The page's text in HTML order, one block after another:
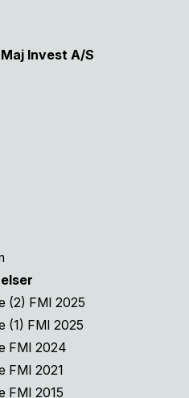
Invest A/S
(2) FMI 2025
(1) FMI 2025
FMI 2024
FMI 2021
FMI 2015